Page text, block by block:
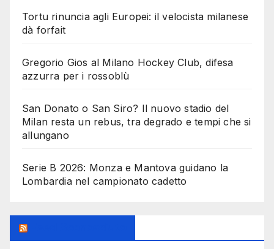
Tortu rinuncia agli Europei: il velocista milanese
dà forfait
Gregorio Gios al Milano Hockey Club, difesa
azzurra per i rossoblù
San Donato o San Siro? Il nuovo stadio del
Milan resta un rebus, tra degrado e tempi che si
allungano
Serie B 2026: Monza e Mantova guidano la
Lombardia nel campionato cadetto